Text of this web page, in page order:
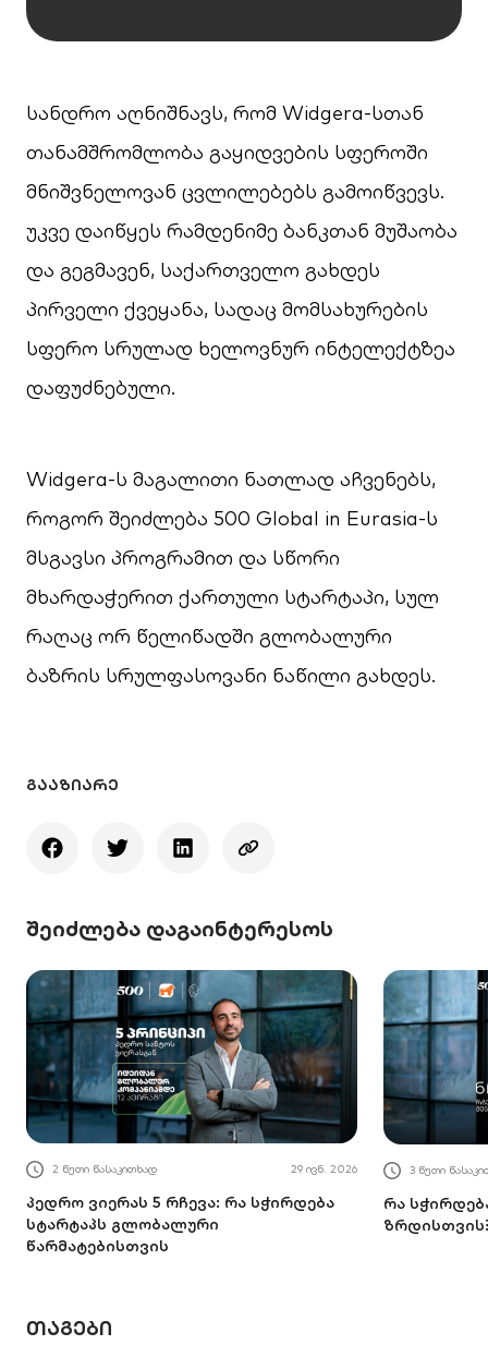
სანდრო აღნიშნავს, რომ Widgera-სთან
თანამშრომლობა გაყიდვების სფეროში
მნიშვნელოვან ცვლილებებს გამოიწვევს.
უკვე დაიწყეს რამდენიმე ბანკთან მუშაობა
და გეგმავენ, საქართველო გახდეს
პირველი ქვეყანა, სადაც მომსახურების
სფერო სრულად ხელოვნურ ინტელექტზეა
დაფუძნებული.
Widgera-ს მაგალითი ნათლად აჩვენებს,
როგორ შეიძლება 500 Global in Eurasia-ს
მსგავსი პროგრამით და სწორი
მხარდაჭერით ქართული სტარტაპი, სულ
რაღაც ორ წელიწადში გლობალური
ბაზრის სრულფასოვანი ნაწილი გახდეს.
ᲒᲐᲐᲖᲘᲐᲠᲔ
შეიძლება დაგაინტერესოს
2 წუთი წასაკითხად 29 ივნ. 2026
პედრო ვიერას 5 რჩევა: რა სჭირდება
სტარტაპს გლობალური
წარმატებისთვის
3 წუთი
რა
ᲗᲐᲒᲔᲑᲘ